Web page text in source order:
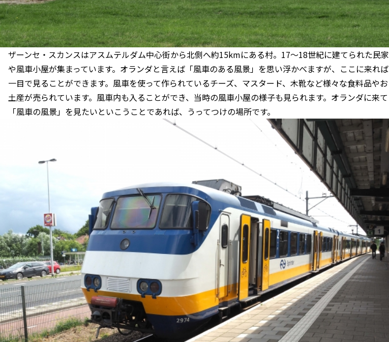
ザーンセ・スカンスはアスムテルダム中心街から北側へ約15kmにある村。17～18世紀に建てられた民家
や風車小屋が集まっています。オランダと言えば「風車のある風景」を思い浮かべますが、ここに来れば
一目で見ることができます。風車を使って作られているチーズ、マスタード、木靴など様々な食料品やお
土産が売られています。風車内も入ることができ、当時の風車小屋の様子も見られます。オランダに来て
「風車の風景」を見たいといこうことであれば、うってつけの場所です。